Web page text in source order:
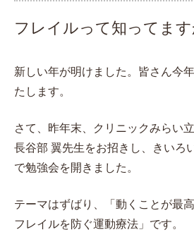
フレイルって知ってます
新しい年が明けました。皆さん今
たします。
さて、昨年末、クリニックみらい
長谷部 翼先生をお招きし、きいろ
で勉強会を開きました。
テーマはずばり、「動くことが最
フレイルを防ぐ運動療法」です。